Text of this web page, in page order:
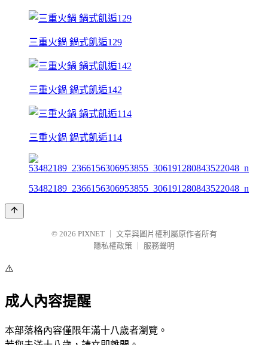
三重火鍋 鍋式飢逅129
三重火鍋 鍋式飢逅142
三重火鍋 鍋式飢逅114
53482189_2366156306953855_306191280843522048_n
© 2026 PIXNET
文章與圖片權利屬原作者所有
隱私權政策
服務聲明
⚠️
成人內容提醒
本部落格內容僅限年滿十八歲者瀏覽。